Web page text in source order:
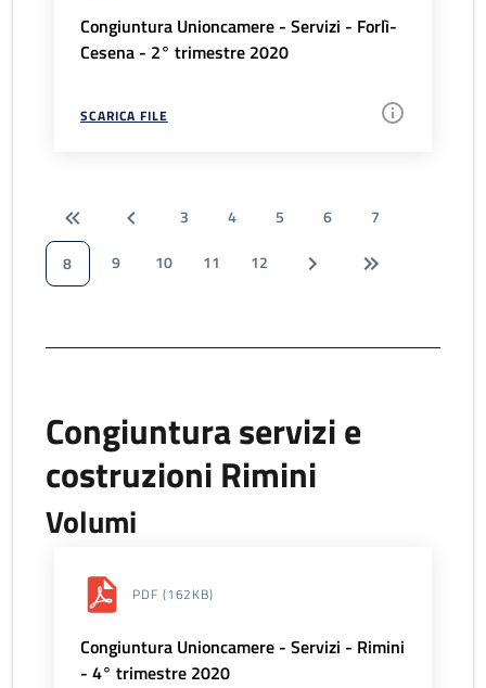
Congiuntura Unioncamere - Servizi - Forlì-
Cesena - 2° trimestre 2020
SCARICA FILE
3 4 5 6
7
8
9 10 11 12
Congiuntura servizi e
costruzioni Rimini
Volumi
PDF (162KB)
Congiuntura Unioncamere - Servizi - Rimini
- 4° trimestre 2020